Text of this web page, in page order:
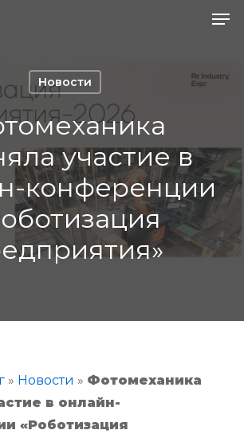
Новости
участие в
конференции
» Новости » Фотомеханика
в онлайн-
«Роботизация